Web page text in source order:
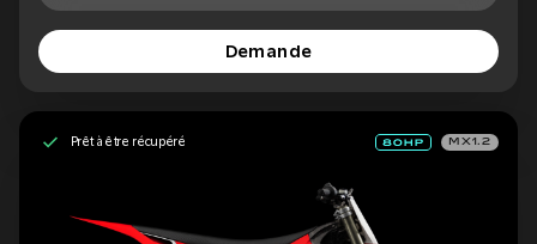
Demande
Prêt à être récupéré MX1.2